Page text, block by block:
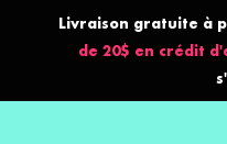
Livraison gratuite à
de 20$ en crédit